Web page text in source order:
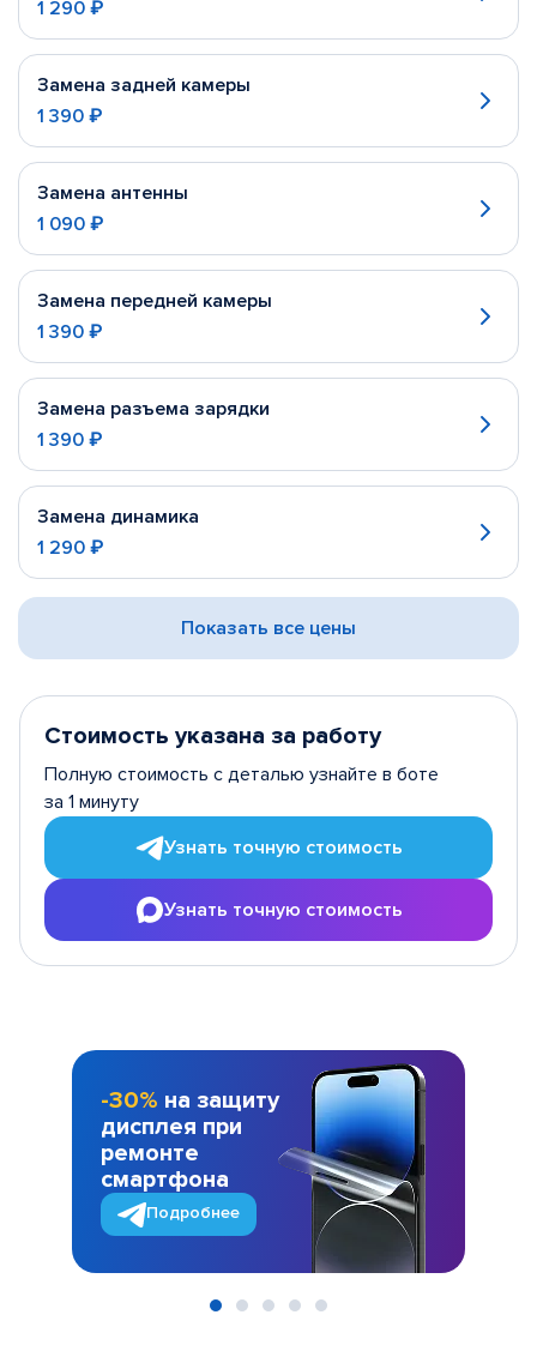
1 290 ₽
Замена задней камеры
1 390 ₽
Замена антенны
1 090 ₽
Замена передней камеры
1 390 ₽
Замена разъема зарядки
1 390 ₽
Замена динамика
1 290 ₽
Показать все цены
Стоимость указана за работу
Полную стоимость с деталью узнайте в боте
за 1 минуту
Узнать точную стоимость
Узнать точную стоимость
-30% на защиту
дисплея при
ремонте
смартфона
Подробнее